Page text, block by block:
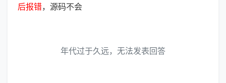
后报错，源码不会
年代过于久远，无法发表回答